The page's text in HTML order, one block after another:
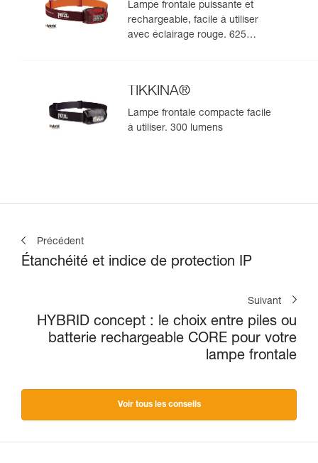
Lampe frontale puissante et
rechargeable, facile à utiliser
avec éclairage rouge. 625
TIKKINA®
Lampe frontale compacte facile
à utiliser. 300 lumens
Précédent
Étanchéité et indice de protection IP
Suivant
HYBRID concept : le choix entre piles ou
batterie rechargeable CORE pour votre
lampe frontale
Voir tous les conseils